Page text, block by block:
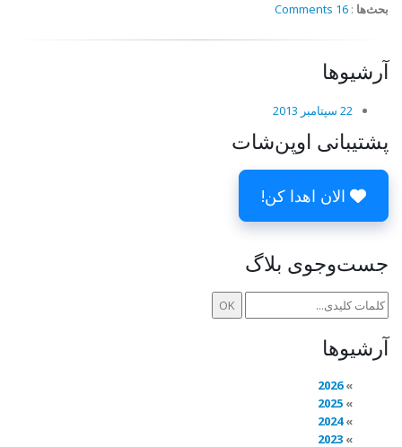
بحث‌ها :
16 Comments
آرشیوها
22 سپتامبر 2013
پشتیبانی اوپن‌شات
الان اهدا کن!
جست‌وجوی بلاگ
آرشیوها
2026
2025
2024
2023